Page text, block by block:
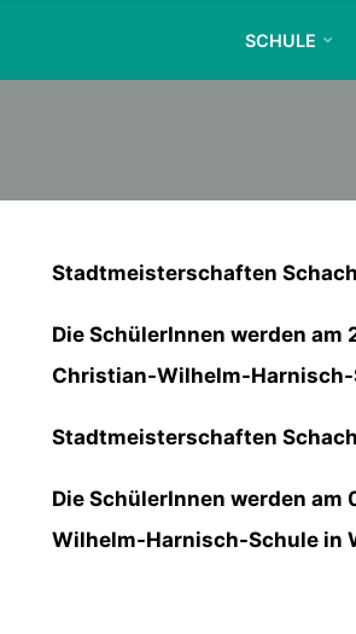
SCHULE
Stadtmeisterschaften
Die SchülerInnen werden am
Christian-Wilhelm-
Stadtmeisterschaften
Die SchülerInnen werden am
Wilhelm-Harnisch-Schule in